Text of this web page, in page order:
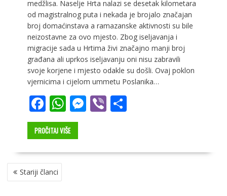
medžlisa. Naselje Hrta nalazi se desetak kilometara
od magistralnog puta i nekada je brojalo značajan
broj domaćinstava a ramazanske aktivnosti su bile
neizostavne za ovo mjesto. Zbog iseljavanja i
migracije sada u Hrtima živi značajno manji broj
građana ali uprkos iseljavanju oni nisu zabravili
svoje korjene i mjesto odakle su došli. Ovaj poklon
vjernicima i cijelom ummetu Poslanika…
F
ac
e
b
o
o
W
h
at
s
M
e
Vi S
e
PROČITAJ VIŠE
NAVIGACIJA
ČLANCIMA
Stariji članci